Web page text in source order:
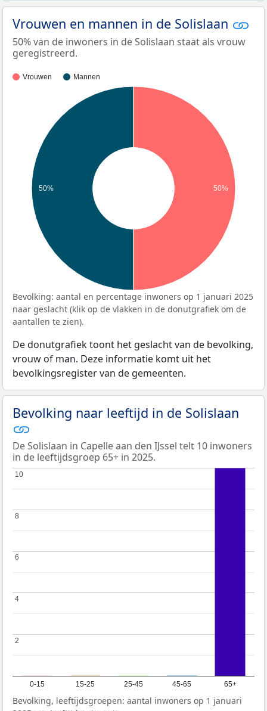
Vrouwen en mannen in de Solislaan
50% van de inwoners in de Solislaan staat als vrouw
geregistreerd.
Vrouwen Mannen
50% 50%
Bevolking: aantal en percentage inwoners op 1 januari 2025
naar geslacht (klik op de vlakken in de donutgrafiek om de
aantallen te zien).
De donutgrafiek toont het geslacht van de bevolking,
vrouw of man. Deze informatie komt uit het
bevolkingsregister van de gemeenten.
Bevolking naar leeftijd in de Solislaan
De Solislaan in Capelle aan den IJssel telt 10 inwoners
in de leeftijdsgroep 65+ in 2025.
0-15 15-25 25-45 45-65 65+
2
2
4
4
6
6
8
8
10
10
Bevolking, leeftijdsgroepen: aantal inwoners op 1 januari